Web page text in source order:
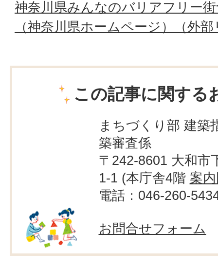
神奈川県みんなのバリアフリー
（神奈川県ホームページ）（外
この記事に関する
まちづくり部 建築
築審査係
〒242-8601 大和市
1-1 (本庁舎4階 案
電話：046-260-
お問合せフォーム